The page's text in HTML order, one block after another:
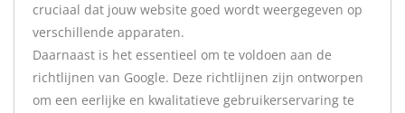
cruciaal dat jouw website goed wordt weergegeven op
verschillende apparaten.
Daarnaast is het essentieel om te voldoen aan de
richtlijnen van Google. Deze richtlijnen zijn ontworpen
om een eerlijke en kwalitatieve gebruikerservaring te